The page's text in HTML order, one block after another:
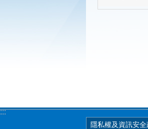
:::
隱私權及資訊安